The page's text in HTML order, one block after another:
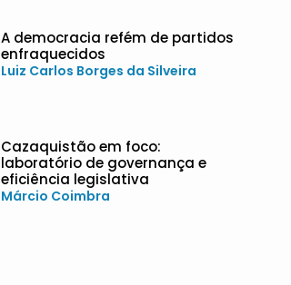
A democracia refém de partidos
enfraquecidos
Luiz Carlos Borges da Silveira
Cazaquistão em foco:
laboratório de governança e
eficiência legislativa
Márcio Coimbra